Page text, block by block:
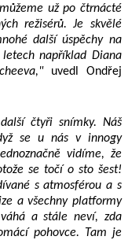
už po čtrnácté
režisérů. Je skvělé
další úspěchy na
například Diana
uvedl Ondřej
čtyři snímky. Náš
se u nás v innogy
vidíme, že
se točí o sto šest!
s atmosférou a s
a všechny platformy
a stále neví, zda
pohovce. Tam je